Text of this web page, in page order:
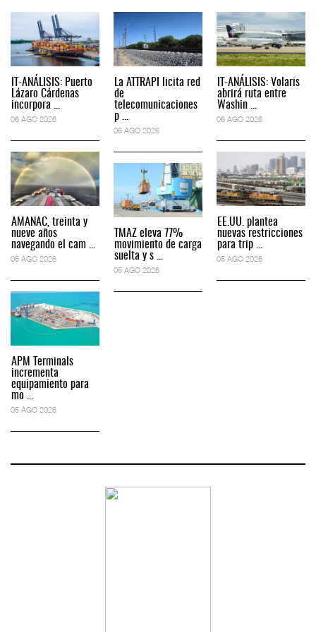
IT-ANÁLISIS: Puerto
Lázaro Cárdenas
incorpora ...
06 AGO 2026
AMANAC, treinta y
nueve años
navegando el cam ...
05 AGO 2026
APM Terminals
incrementa
equipamiento para
mo ...
05 AGO 2026
La ATTRAPI licita red
de
telecomunicaciones
p ...
06 AGO 2026
TMAZ eleva 77%
movimiento de carga
suelta y s ...
05 AGO 2026
IT-ANÁLISIS: Volaris
abrirá ruta entre
Washin ...
06 AGO 2026
EE.UU. plantea
nuevas restricciones
para trip ...
05 AGO 2026